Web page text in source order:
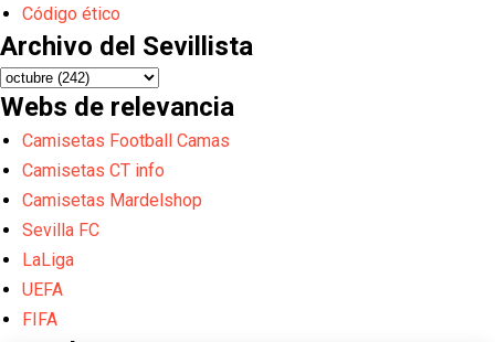
Código ético
Archivo del Sevillista
Webs de relevancia
Camisetas Football Camas
Camisetas CT info
Camisetas Mardelshop
Sevilla FC
LaLiga
UEFA
FIFA